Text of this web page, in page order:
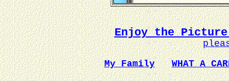
Enjoy the Picture
My Family
WHAT A